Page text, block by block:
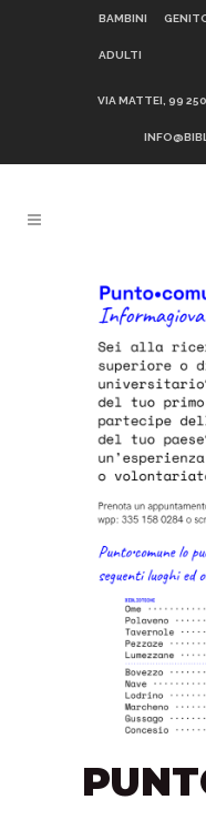
BAMBINI
ADULTI
VIA MATTEI, 99